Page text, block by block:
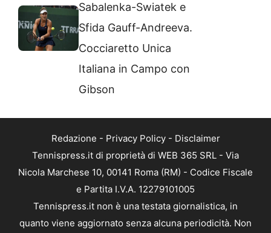
Sabalenka-Swiatek e
Sfida Gauff-Andreeva.
Cocciaretto Unica
Italiana in Campo con
Gibson
Redazione - Privacy Policy- Disclaimer
Tennispress.it di proprietà di WEB 365 SRL - Via
Nicola Marchese 10, 00141 Roma (RM) - Codice Fiscale
e Partita I.V.A. 12279101005
Tennispress.it non è una testata giornalistica, in
quanto viene aggiornato senza alcuna periodicità. Non